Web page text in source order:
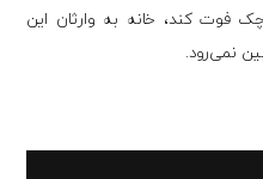
فوت کند، خانه به وارثان این
نمی‌رود.